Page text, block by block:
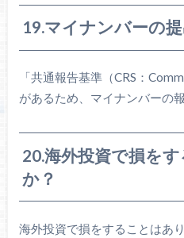
19.マイナンバーの
「共通報告基準（CRS：
があるため、マイナンバーの
20.海外投資で損を
か？
海外投資で損をすることはあ